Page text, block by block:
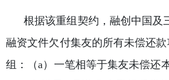
根据该重组契约，融创中国及
融资文件欠付集友的所有未偿还
组：（a）一笔相等于集友未偿还